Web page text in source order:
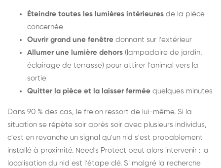
Éteindre toutes les lumières intérieures de la pièce
concernée
Ouvrir grand une fenêtre donnant sur l'extérieur
Allumer une lumière dehors (lampadaire de jardin,
éclairage de terrasse) pour attirer l'animal vers la
sortie
Quitter la pièce et la laisser fermée quelques minutes
Dans 90 % des cas, le frelon ressort de lui-même. Si la
situation se répète soir après soir avec plusieurs individus,
c'est en revanche un signal qu'un nid s'est probablement
installé à proximité. Need's Protect peut alors intervenir : la
localisation du nid est l'étape clé. Si malgré la recherche